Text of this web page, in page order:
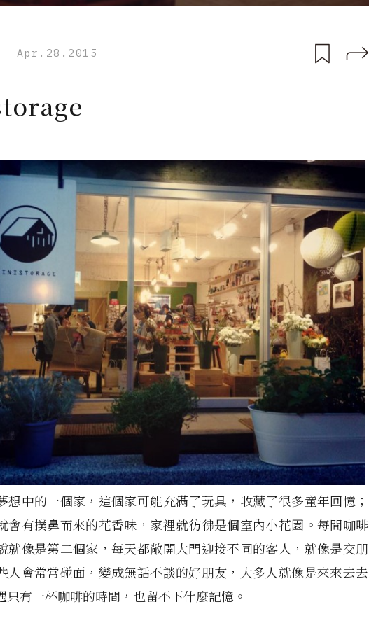
Apr.28.2015
想中的一個家，這個家可能充滿了玩具，收藏了很多童年回憶；
會有撲鼻而來的花香味，家裡就彷彿是個室內小花園。每間咖啡
就像是第二個家，每天都敞開大門迎接不同的客人，就像是交朋
人會常常碰面，變成無話不談的好朋友，大多人就像是來來去去
只有一杯咖啡的時間，也留不下什麼記憶。